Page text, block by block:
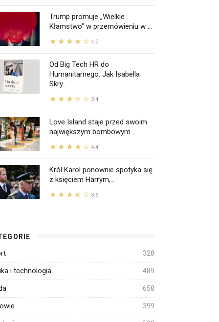
Trump promuje „Wielkie
Kłamstwo” w przemówieniu w ...
4.2
Od Big Tech HR do
Humanitarnego: Jak Isabella
Skry...
3.4
Love Island staje przed swoim
największym bombowym...
4.4
Król Karol ponownie spotyka się
z księciem Harrym,...
3.6
328
i technologia 489
658
399